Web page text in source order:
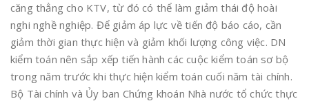
căng thẳng cho KTV, từ đó có thể làm giảm thái độ hoài
nghi nghề nghiệp. Để giảm áp lực về tiến độ báo cáo, cần
giảm thời gian thực hiện và giảm khối lượng công việc. DN
kiểm toán nên sắp xếp tiến hành các cuộc kiểm toán sơ bộ
trong năm trước khi thực hiện kiểm toán cuối năm tài chính.
Bộ Tài chính và Ủy ban Chứng khoán Nhà nước tổ chức thực